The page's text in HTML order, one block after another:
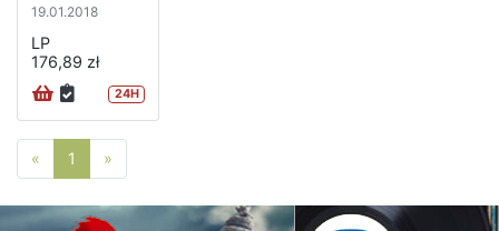
19.01.2018
LP
176,89 zł
24H
« Poprzednia strona
1 »